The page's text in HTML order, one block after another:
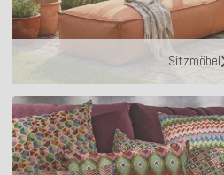
Sitzmöbel